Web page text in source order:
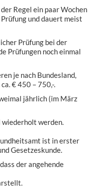
Regel ein paar Wochen
und dauert meist
Prüfung bei der
Prüfungen noch einmal
je nach Bundesland,
€ 450 – 750,-.
jährlich (im März
wiederholt werden.
ist in erster
Gesetzeskunde.
der angehende